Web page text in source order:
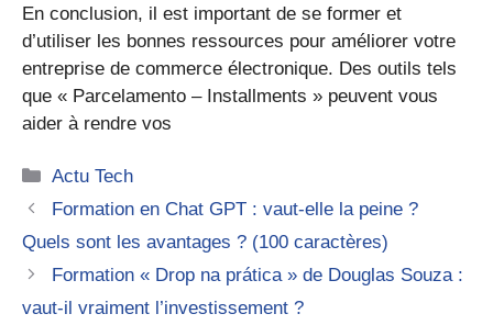
En conclusion, il est important de se former et
d’utiliser les bonnes ressources pour améliorer votre
entreprise de commerce électronique. Des outils tels
que « Parcelamento – Installments » peuvent vous
aider à rendre vos
Catégories
Actu Tech
Formation en Chat GPT : vaut-elle la peine ?
Quels sont les avantages ? (100 caractères)
Formation « Drop na prática » de Douglas Souza :
vaut-il vraiment l’investissement ?